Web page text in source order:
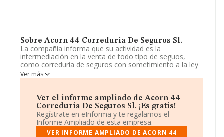
Sobre Acorn 44 Correduria De Seguros Sl.
La compañía informa que su actividad es la
intermediación en la venta de todo tipo de seguos,
como correduría de seguros con sometimiento a la ley
26/2006 de 17 de julio y demás normativas específicas
de mediación en seguros privados. La empresa es una
corresponde a 'Actividades de agentes y corredores de
seguros', cuyo Código es 6622. La empresa no tiene
actividad en mercados exteriores.
Atendiendo a los datos disponibles en INFORMA, el
Ver más
Ver el informe ampliado de Acorn 44
Correduria De Seguros Sl. ¡Es gratis!
Regístrate en eInforma y te regalamos el
Informe Ampliado de esta empresa.
VER INFORME AMPLIADO DE ACORN 44